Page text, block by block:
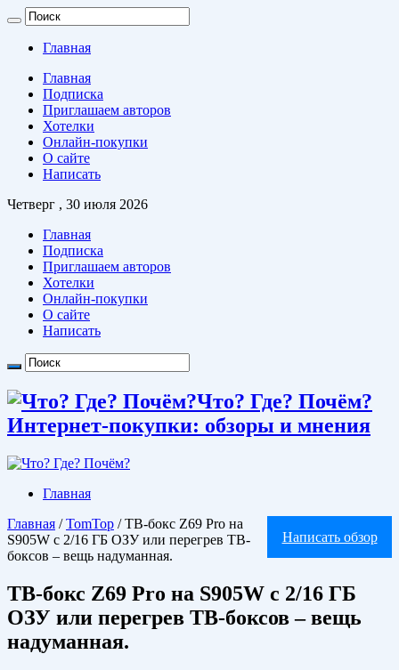
Главная
Главная
Подписка
Приглашаем авторов
Хотелки
Онлайн-покупки
О сайте
Написать
Четверг , 30 июля 2026
Главная
Подписка
Приглашаем авторов
Хотелки
Онлайн-покупки
О сайте
Написать
Что? Где? Почём?
Интернет-покупки: обзоры и мнения
Главная
Написать обзор
Главная / TomTop / ТВ-бокс Z69 Pro на
S905W с 2/16 ГБ ОЗУ или перегрев ТВ-
боксов – вещь надуманная.
ТВ-бокс Z69 Pro на S905W с 2/16 ГБ
ОЗУ или перегрев ТВ-боксов – вещь
надуманная.